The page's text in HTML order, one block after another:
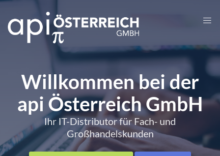
Willkommen bei der
api Österreich GmbH
Ihr IT-Distributor für Fach- und
Großhandelskunden